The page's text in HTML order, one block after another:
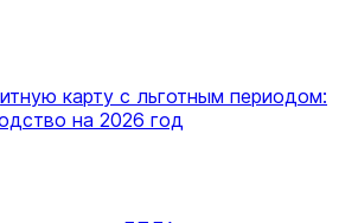
карту с льготным периодом:
на 2026 год